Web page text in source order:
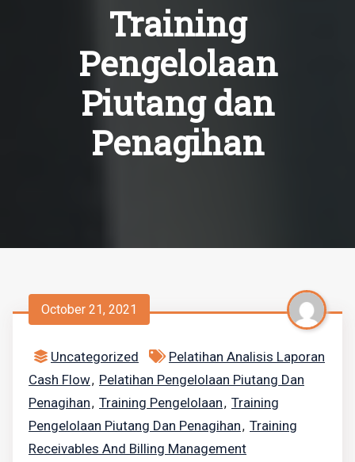
Training
Pengelolaan
Piutang dan
Penagihan
October 21, 2021
Uncategorized
Pelatihan Analisis Laporan
Cash Flow, Pelatihan Pengelolaan Piutang Dan
Penagihan, Training Pengelolaan, Training
Pengelolaan Piutang Dan Penagihan, Training
Receivables And Billing Management